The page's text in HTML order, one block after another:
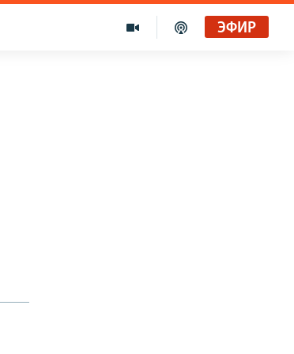
ЭФИР